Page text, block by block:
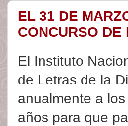
EL 31 DE
CONCURSO DE
El Instituto
de Letras de la
anualmente a
años para que